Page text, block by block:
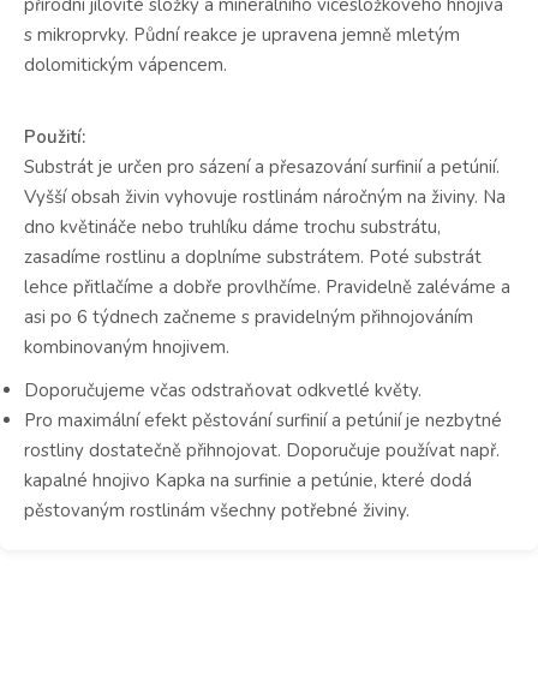
s mikroprvky. Půdní reakce je upravena jemně mletým
dolomitickým vápencem.
Použití:
Substrát je určen pro sázení a přesazování surfinií a petúnií.
Vyšší obsah živin vyhovuje rostlinám náročným na živiny. Na
dno květináče nebo truhlíku dáme trochu substrátu,
zasadíme rostlinu a doplníme substrátem. Poté substrát
lehce přitlačíme a dobře provlhčíme. Pravidelně zaléváme a
asi po 6 týdnech začneme s pravidelným přihnojováním
kombinovaným hnojivem.
Doporučujeme včas odstraňovat odkvetlé květy.
Pro maximální efekt pěstování surfinií a petúnií je nezbytné
rostliny dostatečně přihnojovat. Doporučuje používat např.
kapalné hnojivo Kapka na surfinie a petúnie, které dodá
pěstovaným rostlinám všechny potřebné živiny.